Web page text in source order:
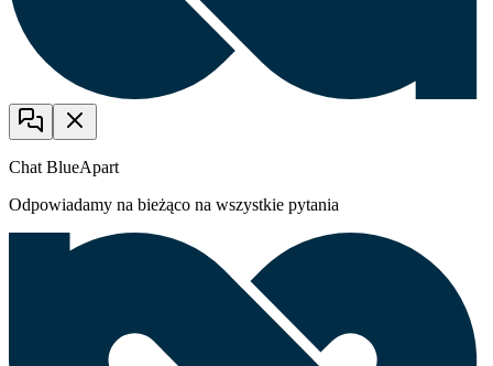
Chat BlueApart
Odpowiadamy na bieżąco na wszystkie pytania